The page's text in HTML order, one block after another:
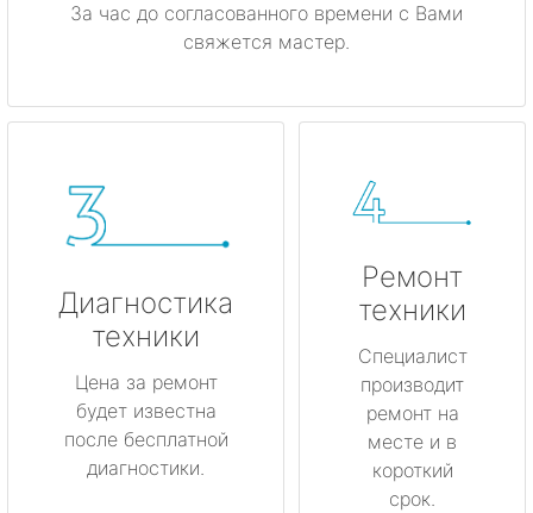
За час до согласованного времени с Вами
свяжется мастер.
Диагностика
техники
Цена за ремонт
будет известна
после бесплатной
диагностики.
Ремонт
техники
Специалист
производит
ремонт на
месте и в
короткий
срок.